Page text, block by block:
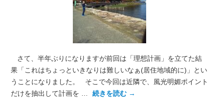
さて、半年ぶりになりますが前回は「理想計画」を立てた結
果「これはちょっといきなりは難しいなぁ(居住地域的に)」とい
うことになりました。 そこで今回は近隣で、風光明媚ポイント
だけを抽出して計画を …
続きを読む →